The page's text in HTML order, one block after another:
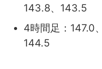
143.8、143.5
4時間足：147.0
144.5